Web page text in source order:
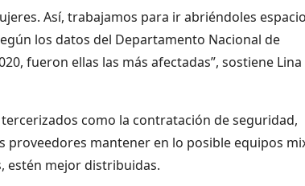
Así, trabajamos para ir abriéndoles
los datos del Departamento Nacional de
fueron ellas las más afectadas”, sostiene Lina
como la contratación de seguridad,
proveedores mantener en lo posible equipos
estén mejor distribuidas.